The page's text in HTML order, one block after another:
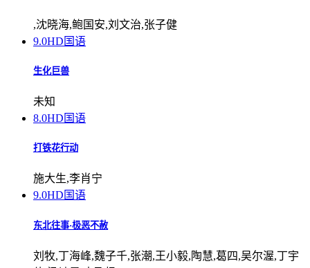
,沈晓海,鲍国安,刘文治,张子健
9.0HD国语
生化巨兽
未知
8.0HD国语
打铁花行动
施大生,李肖宁
9.0HD国语
东北往事·极恶不赦
刘牧,丁海峰,魏子千,张潮,王小毅,陶慧,葛四,吴尔渥,丁宇